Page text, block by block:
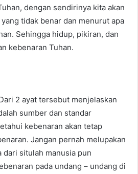
dengan sendirinya kita akan
tidak benar dan menurut apa
Sehingga hidup, pikiran, dan
kebenaran Tuhan.
2 ayat tersebut menjelaskan
sumber dan standar
kebenaran akan tetap
Jangan pernah melupakan
dari situlah manusia pun
pada undang – undang di